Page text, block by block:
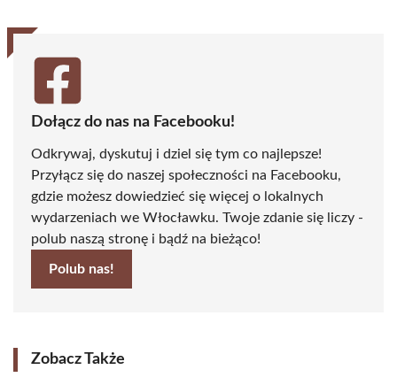
Dołącz do nas na Facebooku!
Odkrywaj, dyskutuj i dziel się tym co najlepsze!
Przyłącz się do naszej społeczności na Facebooku,
gdzie możesz dowiedzieć się więcej o lokalnych
wydarzeniach we Włocławku. Twoje zdanie się liczy -
polub naszą stronę i bądź na bieżąco!
Polub nas!
Zobacz Także